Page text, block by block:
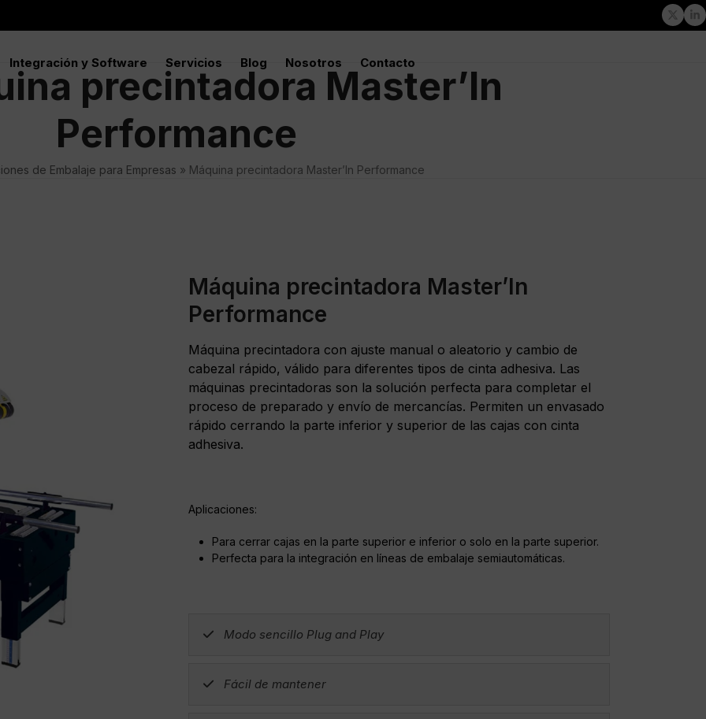
Integración y Software Servicios Blog Nosotros Contacto
precintadora Master’In
Performance
de Embalaje para Empresas » Máquina precintadora Master’In Performance
Máquina precintadora Master’In
Performance
Máquina precintadora con ajuste manual o aleatorio y cambio de
cabezal rápido, válido para diferentes tipos de cinta adhesiva. Las
máquinas precintadoras son la solución perfecta para completar el
proceso de preparado y envío de mercancías. Permiten un envasado
rápido cerrando la parte inferior y superior de las cajas con cinta
adhesiva.
Aplicaciones:
Para cerrar cajas en la parte superior e inferior o solo en la parte superior.
Perfecta para la integración en líneas de embalaje semiautomáticas.
Modo sencillo Plug and Play
Fácil de mantener